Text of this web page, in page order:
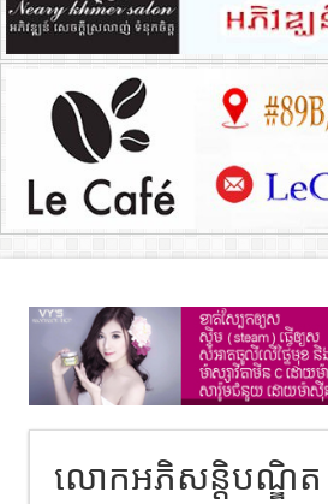
លោកអភិសន្តិបណ្ឌិត